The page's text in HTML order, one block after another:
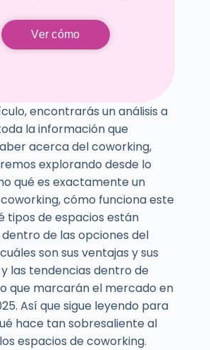
Ver cómo
encontrarás un análisis a
la información que
acerca del coworking,
explorando desde lo
qué es exactamente un
cómo funciona este
tipos de espacios están
de las opciones del
son sus ventajas y sus
las tendencias dentro de
que marcarán el mercado en
Así que sigue leyendo para
hace tan sobresaliente al
espacios de coworking.